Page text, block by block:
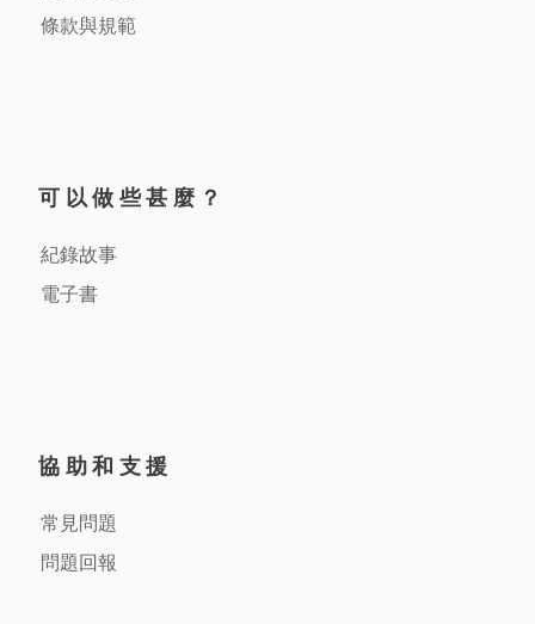
條款與規範
可以做些甚麼？
紀錄故事
電子書
協助和支援
常見問題
問題回報